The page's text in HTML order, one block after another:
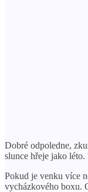
Dobré odpoledne,
slunce hřeje jako
Pokud je venku více
vycházkového boxu.